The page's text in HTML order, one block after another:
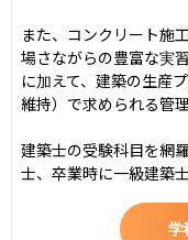
また、コンクリート施
場さながらの豊富な実
に加えて、建築の生産
維持）で求められる管
建築士の受験科目を網
士、卒業時に一級建築
学